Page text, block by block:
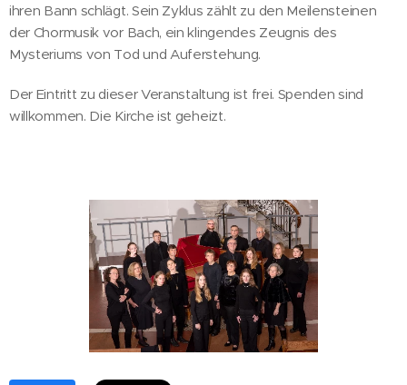
ihren Bann schlägt. Sein Zyklus zählt zu den Meilensteinen
der Chormusik vor Bach, ein klingendes Zeugnis des
Mysteriums von Tod und Auferstehung.
Der Eintritt zu dieser Veranstaltung ist frei. Spenden sind
willkommen. Die Kirche ist geheizt.